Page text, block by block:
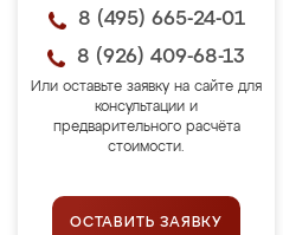
8 (495) 665-24-01
8 (926) 409-68-13
Или оставьте заявку на сайте для
консультации и
предварительного расчёта
стоимости.
ОСТАВИТЬ ЗАЯВКУ